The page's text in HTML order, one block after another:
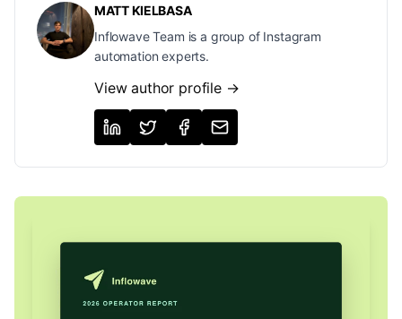
MATT KIELBASA
Inflowave Team is a group of Instagram
automation experts.
View author profile →